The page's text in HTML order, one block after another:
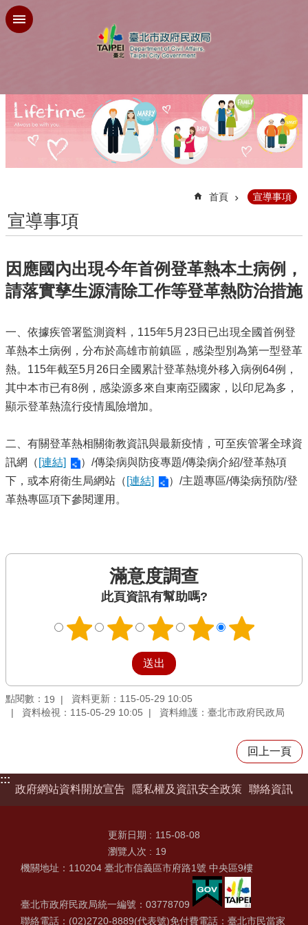
跳到主要內容區塊
首頁 宣導事項
宣導事項
因應國內出現今年首例登革熱本土病例，
請落實孳生源清除工作等登革熱防治措施
一、依據疾管署監測資料，115年5月23日已出現全國首例登
革熱本土病例，分布於高雄市前鎮區，感染型別為第一型登革
熱。115年截至5月26日全國累計登革熱境外移入病例64例，
其中本市已有8例，感染源多來自東南亞國家，以印尼為多，
顯示登革熱流行疫情風險增加。
二、有關登革熱相關衛教資訊與最新疫情，可至疾管署全球資
訊網（ [連結]
）/傳染病與防疫專題/傳染病介紹/登革熱項
下，或本府衛生局網站（ [連結]
）/主題專區/傳染病預防/登
革熱專區項下參閱運用。
滿意度調查
此頁資訊有幫助嗎?
點閱數： 19
資料更新：115-05-29 10:05
資料檢視：115-05-29 10:05
資料維護：臺北市政府民政局
回上一頁
:::
政府網站資料開放宣告
隱私權及資訊安全政策 聯絡資訊
更新日期
115-08-08
瀏覽人次
19
機關地址：110204 臺北市信義區市府路1號 中央區9樓
臺北市政府民政局統一編號：03778709
聯絡電話：(02)2720-8889(代表號)免付費電話：臺北市民當家